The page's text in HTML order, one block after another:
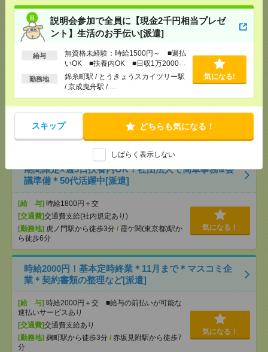
説明会参加で全員に【現金2千円相当プレゼ
ント】生活のお手伝い[派遣]
給与
無資格未経験：時給1500円～ ■週払
いOK ■扶養内OK ■日収1万2000円
以上
勤務地
錦糸町駅 / とうきょうスカイツリー駅
/ 京成曳舟駅 / …
気になる!
スキップ どちらも気になる！
しばらく表示しない
OK ■扶養内OK ■日収1万2000円以上
[交通費]
交通費全額支給
[勤務地]
錦糸町駅 /とうきょうスカイツリー駅
成曳舟駅
/…
気になる！
1750円＊＜エンタメ！完全在宅＞KADOKAWA！書
籍データに関わるお仕事[派遣]
[給 与]時給1750円
[勤務地]飯田橋駅から徒歩3分
九段下駅から徒歩7
分
気になる！
期間限定×週3日扶養内OK！社団法人で簡単事務&会
議準備＊50代活躍中[派遣]
[給 与] 時給1800円＋交
[交通費]交通費支給(社内規定あり)
[勤務地] 虎ノ門駅から徒歩3分 / 霞ケ関(東京都)駅か
ら徒歩6分
気になる！
時給2000円！基本定時終業＊11月まで＊マスコミ企
業＊契約書類の整理など[派遣]
[給 与] 時給2000円＋交 ■給与の前払いが可能な
速払いサービスあり
[交通費]交通費支給あり
[勤務地] 麹町駅から徒歩3分 / 赤坂見附駅から徒歩7
分
気になる！